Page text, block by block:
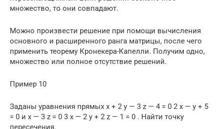
множество, то они совпадают.
Можно произвести решение при помощи вычисления
основного и расширенного ранга матрицы, после чего
применить теорему Кронекера-Капелли. Получим одно,
множество или полное отсутствие решений.
Пример 10
Заданы уравнения прямых x + 2 y — 3 z — 4 = 0 2 x — y + 5
= 0 и x — 3 z = 0 3 x — 2 y + 2 z — 1 = 0 . Найти точку
пересечения.